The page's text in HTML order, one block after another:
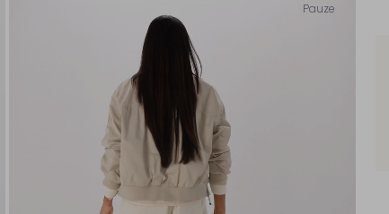
Pauze